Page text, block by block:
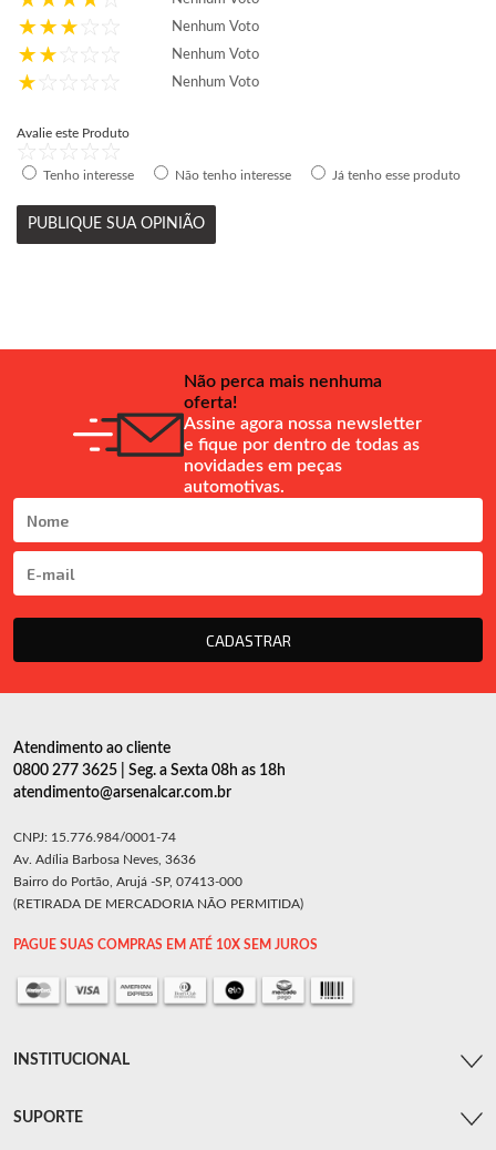
Nenhum Voto
Nenhum Voto
Nenhum Voto
Avalie este Produto
Tenho interesse Não tenho interesse Já tenho esse produto
PUBLIQUE SUA OPINIÃO
Não perca mais nenhuma
oferta!
Assine agora nossa newsletter
e fique por dentro de todas as
novidades em peças
automotivas.
CADASTRAR
Atendimento ao cliente
0800 277 3625 | Seg. a Sexta 08h as 18h
atendimento@arsenalcar.com.br
CNPJ: 15.776.984/0001-74
Av. Adília Barbosa Neves, 3636
Bairro do Portão, Arujá -SP, 07413-000
(RETIRADA DE MERCADORIA NÃO PERMITIDA)
PAGUE SUAS COMPRAS EM ATÉ 10X SEM JUROS
INSTITUCIONAL
SUPORTE